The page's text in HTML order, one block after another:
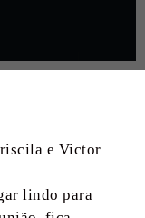
e Victor
lindo para